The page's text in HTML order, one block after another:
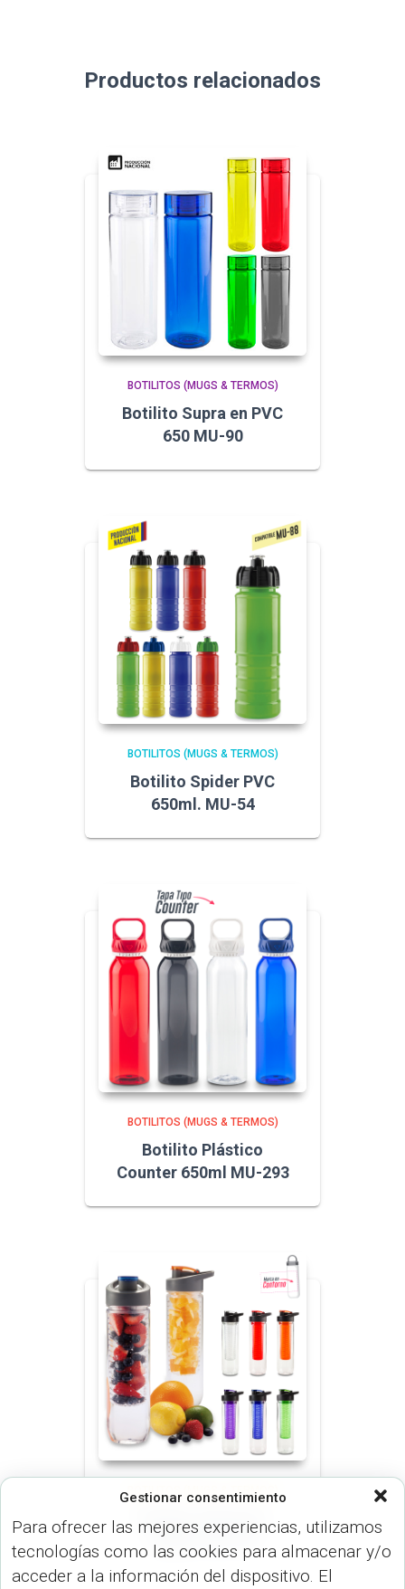
Gestionar consentimiento
Para ofrecer las mejores experiencias, utilizamos
tecnologías como las cookies para almacenar y/o
acceder a la información del dispositivo. El
Productos relacionados
BOTILITOS (MUGS & TERMOS)
Botilito Supra en PVC
650 MU-90
BOTILITOS (MUGS & TERMOS)
Botilito Spider PVC
650ml. MU-54
BOTILITOS (MUGS & TERMOS)
Botilito Plástico
Counter 650ml MU-293
BOTILITOS (MUGS & TERMOS)
Botilito Infussion
800Ml. MU-60